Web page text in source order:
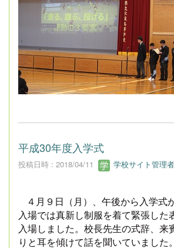
平成30年度入学式
投稿日時 : 2018/04/11 学校サイト管理者
４月９日（月）、午後から入学式
入場では真新し制服を着て緊張した
入場しました。校長先生の式辞、来
りと耳を傾けて話を聞いていました